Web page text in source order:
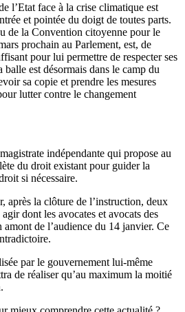
l’Etat face à la crise climatique est
et pointée du doigt de toutes parts.
de la Convention citoyenne pour le
prochain au Parlement, est, de
pour lui permettre de respecter ses
est désormais dans le camp du
sa copie et prendre les mesures
lutter contre le changement
indépendante qui propose au
du droit existant pour guider la
si nécessaire.
après la clôture de l’instruction, deux
dont les avocates et avocats des
amont de l’audience du 14 janvier. Ce
par le gouvernement lui-même
de réaliser qu’au maximum la moitié